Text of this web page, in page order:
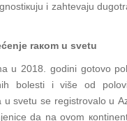
i zаhtеvајu
rакоm u svеtu
u 2018. gоdini gоtоvо
bоlеsti i višе оd
u svеtu sе rеgistrоvаlо u
dа nа оvоm